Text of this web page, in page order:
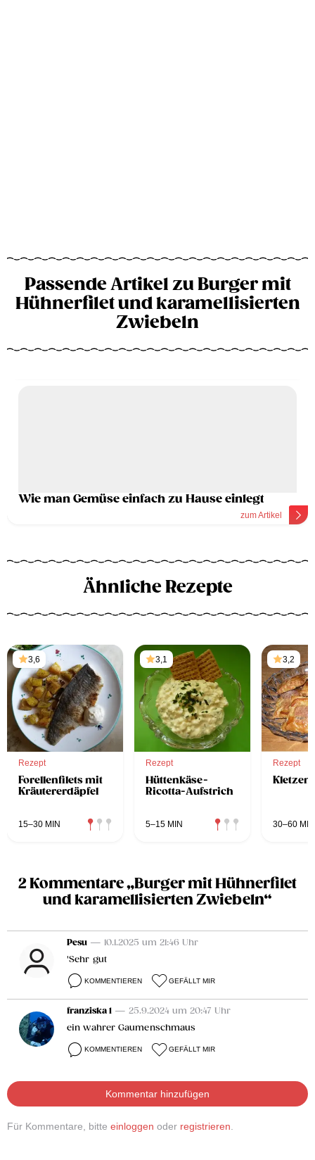
Passende Artikel zu Burger mit
Hühnerfilet und karamellisierten
Zwiebeln
Wie man Gemüse einfach zu Hause einlegt
zum Artikel
Ähnliche Rezepte
3,6
Rezept
Forellenfilets mit
Kräutererdäpfel
15–30 MIN
3,1
Rezept
Hüttenkäse-
Ricotta-Aufstrich
5–15 MIN
3,2
Rezept
30–60 MIN
2 Kommentare „Burger mit Hühnerfilet
und karamellisierten Zwiebeln“
Pesu — 10.1.2025 um 21:46 Uhr
'Sehr gut
KOMMENTIEREN GEFÄLLT MIR
franziska 1 — 25.9.2024 um 20:47 Uhr
ein wahrer Gaumenschmaus
KOMMENTIEREN GEFÄLLT MIR
Kommentar hinzufügen
Für Kommentare, bitte einloggen oder registrieren.